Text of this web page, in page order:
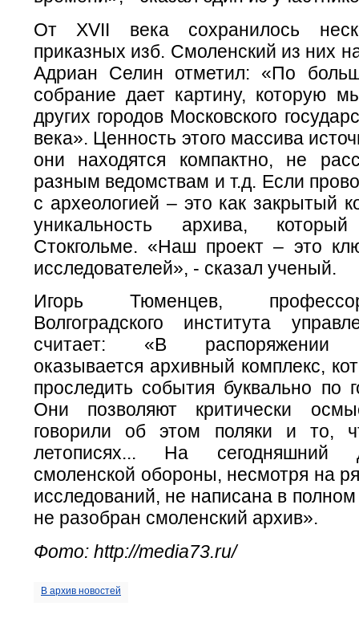
От XVII века сохранилось
приказных изб. Смоленский из них
Адриан Селин отметил: «По
собрание дает картину, которую
других городов Московского
века». Ценность этого массива
они находятся компактно, не
разным ведомствам и т.д. Если
с археологией – это как закрытый
уникальность архива,
Стокгольме. «Наш проект – это
исследователей», - сказал ученый.
Игорь Тюменцев,
Волгоградского института
считает: «В распоряжении
оказывается архивный комплекс,
проследить события буквально по
Они позволяют критически
говорили об этом поляки и то,
летописях... На сегодняшний
смоленской обороны, несмотря на
исследований, не написана в
не разобран смоленский архив».
Фото: http://media73.ru/
В архив новостей